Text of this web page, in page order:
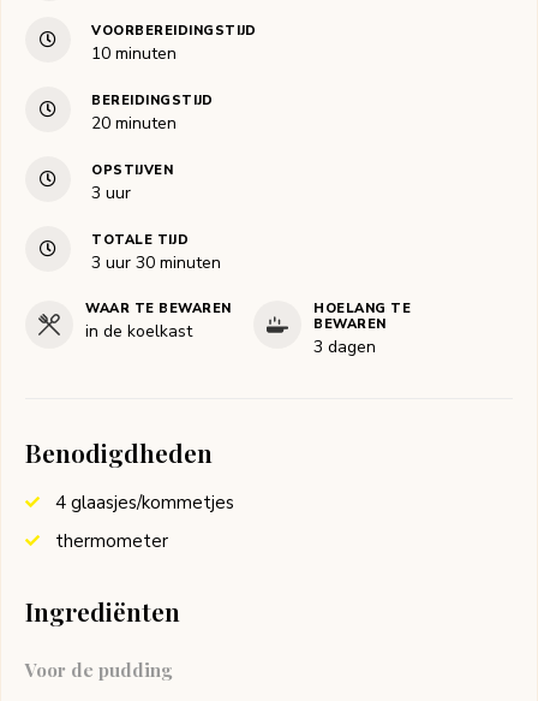
VOORBEREIDINGSTIJD
10minuten
minuten
BEREIDINGSTIJD
20minuten
minuten
OPSTIJVEN
3 uur
uur
TOTALE TIJD
3 uur
uur 30minuten
minuten
WAAR TE BEWAREN
in de koelkast
HOELANG TE
BEWAREN
3 dagen
Benodigdheden
4 glaasjes/kommetjes
thermometer
Ingrediënten
Voor de pudding